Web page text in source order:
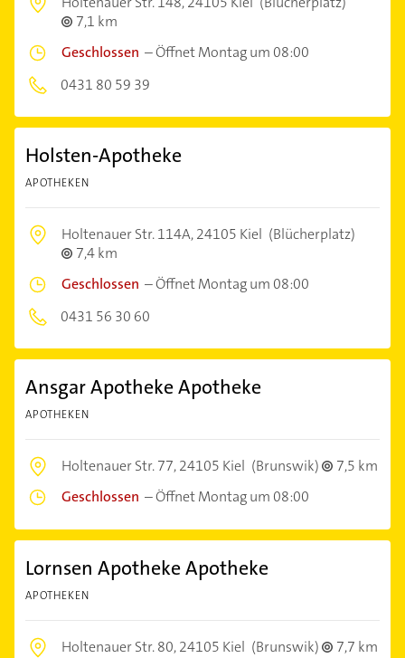
7,1 km
Geschlossen –Öffnet Montag um 08:00
0431 80 59 39
Holsten-Apotheke
APOTHEKEN
Holtenauer Str. 114A,24105 Kiel (Blücherplatz)
7,4 km
Geschlossen –Öffnet Montag um 08:00
0431 56 30 60
Ansgar Apotheke Apotheke
APOTHEKEN
Holtenauer Str. 77,24105 Kiel (Brunswik)
7,5 km
Geschlossen –Öffnet Montag um 08:00
Lornsen Apotheke Apotheke
APOTHEKEN
Holtenauer Str. 80,24105 Kiel (Brunswik)
7,7 km